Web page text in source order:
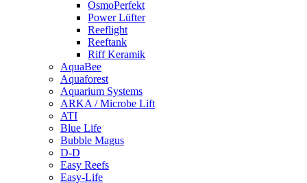
OsmoPerfekt
Power Lüfter
Reeflight
Reeftank
Riff Keramik
AquaBee
Aquaforest
Aquarium Systems
ARKA / Microbe Lift
ATI
Blue Life
Bubble Magus
D-D
Easy Reefs
Easy-Life